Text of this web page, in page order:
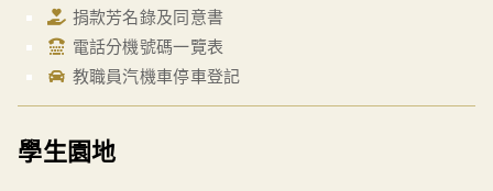
捐款芳名錄及同意書
電話分機號碼一覽表
教職員汽機車停車登記
學生園地